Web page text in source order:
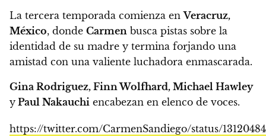
La tercera temporada comienza enVeracruz,
México, donde Carmen busca pistas sobre la
identidad de su madre y termina forjando una
amistad con una valiente luchadora enmascarada.
Gina Rodriguez, Finn Wolfhard, Michael Hawley
y Paul Nakauchi encabezan en elenco de voces.
https://twitter.com/CarmenSandiego/status/